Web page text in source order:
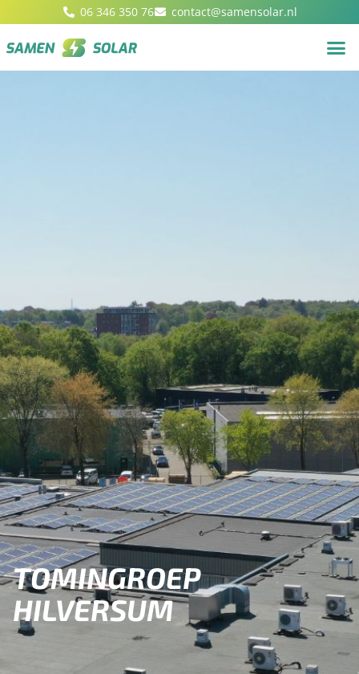
06 346 350 76 contact@samensolar.nl
TOMINGROEP
HILVERSUM